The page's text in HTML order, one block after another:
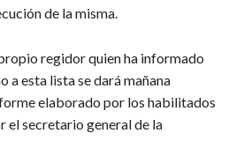
de la misma.
regidor quien ha informado
a esta lista se dará mañana
elaborado por los habilitados
el secretario general de la